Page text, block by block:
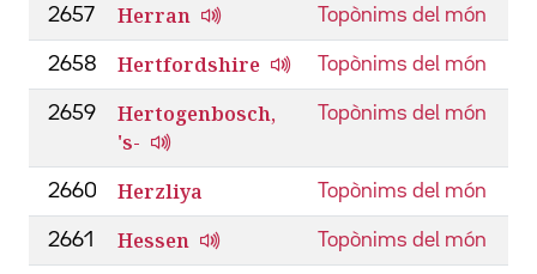
2657 Herran Topònims del món
2658 Hertfordshire Topònims del món
2659
Hertogenbosch,
's-
Topònims del món
2660 Herzliya Topònims del món
2661 Hessen Topònims del món